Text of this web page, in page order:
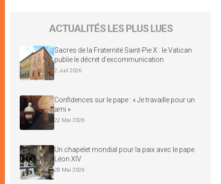
ACTUALITÉS LES PLUS LUES
Sacres de la Fraternité Saint-Pie X : le Vatican
publie le décret d’excommunication
2 Juil 2026
Confidences sur le pape : « Je travaille pour un
ami »
22 Mai 2026
Un chapelet mondial pour la paix avec le pape
Léon XIV
28 Mai 2026